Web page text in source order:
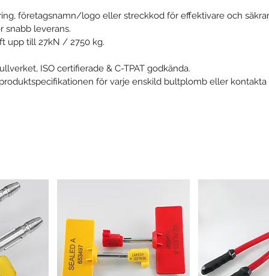
företagsnamn/logo eller streckkod för effektivare och
snabb leverans.
upp till 27kN / 2750 kg.
ISO certifierade & C-TPAT godkända.
för varje enskild bultplomb eller kontakta